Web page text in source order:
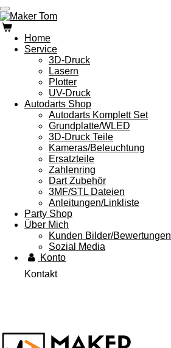
Zum
Hauptinhalt
springen
Home
Service
3D-Druck
Lasern
Plotter
UV-Druck
Autodarts Shop
Autodarts Komplett Set
Grundplatte/WLED
3D-Druck Teile
Kameras/Beleuchtung
Ersatzteile
Zahlenring
Dart Zubehör
3MF/STL Dateien
Anleitungen/Linkliste
Party Shop
Über Mich
Kunden Bilder/Bewertungen
Sozial Media
Konto
Kontakt